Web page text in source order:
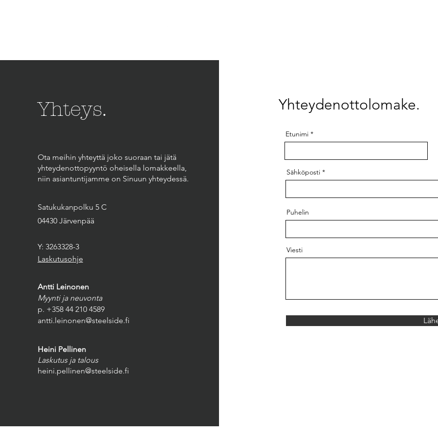
Yhteys.
Ota meihin yhteyttä joko suoraan tai jätä
yhteydenottopyyntö oheisella lomakkeella,
niin asiantuntijamme on Sinuun yhteydessä.
Satukukanpolku 5 C
04430 Järvenpää
Y: 3263328-3
Laskutusohje
Antti Leinonen
Myynti ja neuvonta
p. +358 44 210 4589
antti.leinonen@steelside.fi
Heini Pellinen
Laskutus ja talous
heini.pellinen@steelside.fi
Yhteydenottolomake.
Etunimi
Sähköposti
Puhelin
Viesti